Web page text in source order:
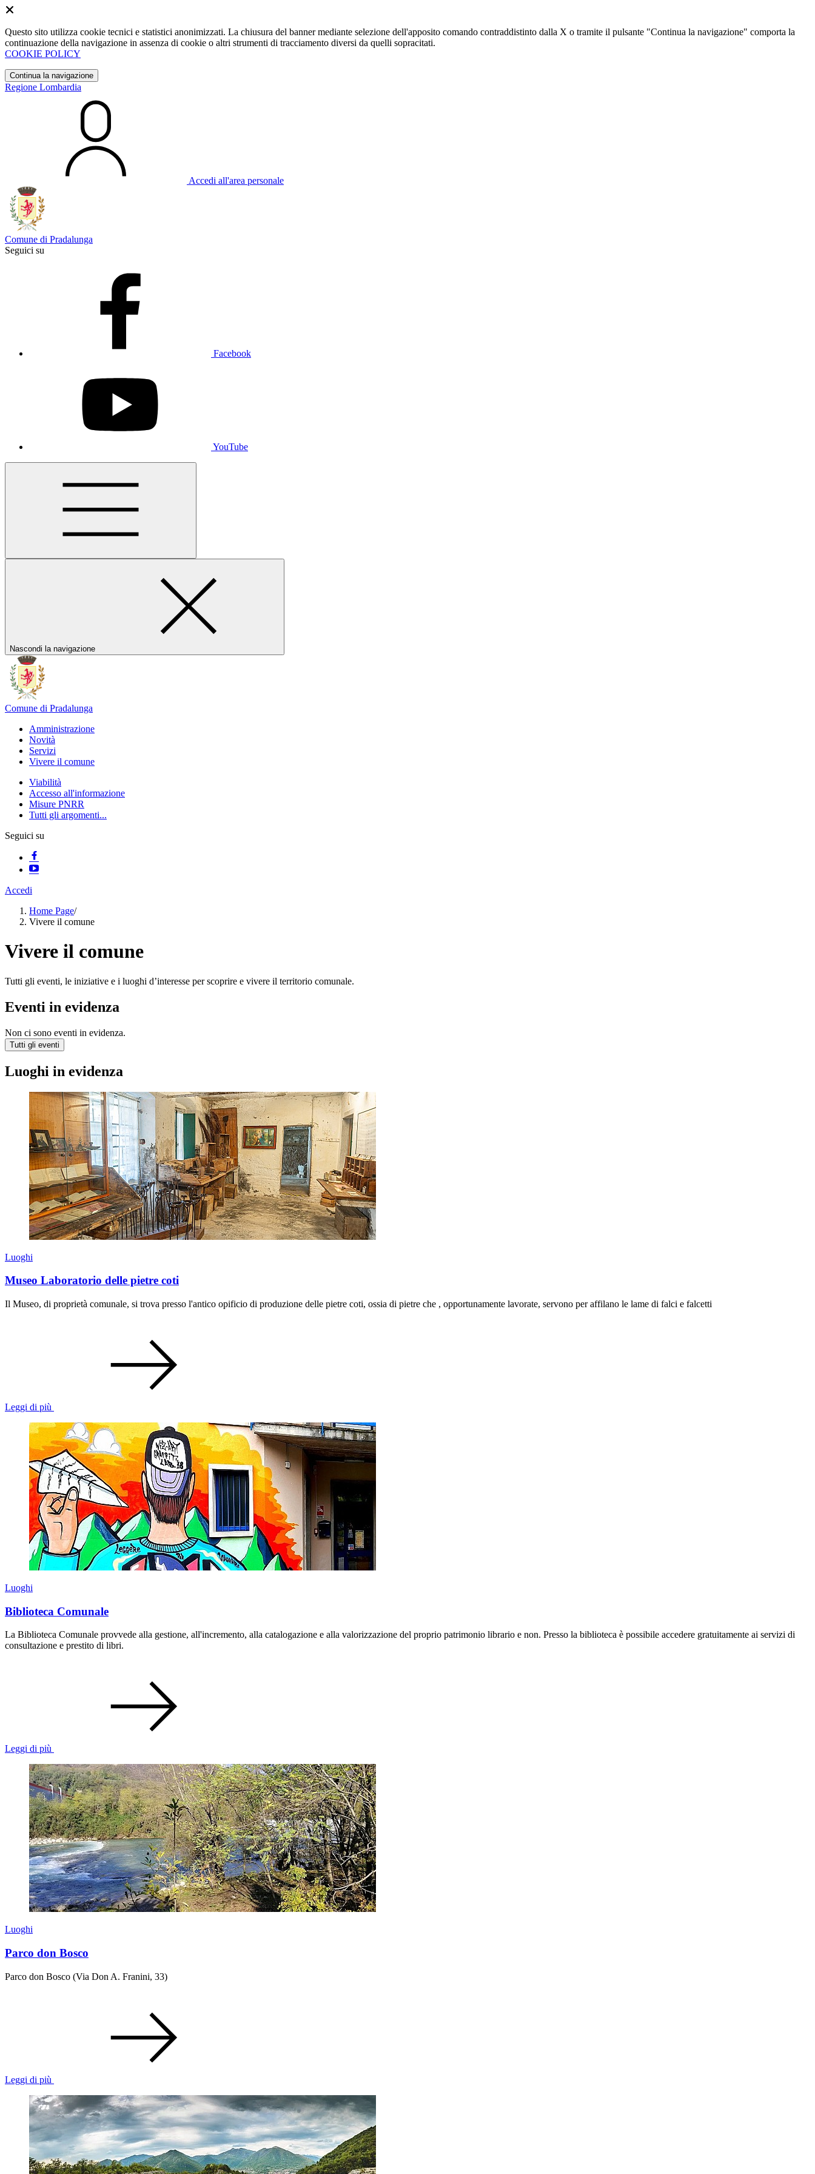
Questo sito utilizza cookie tecnici e statistici anonimizzati. La chiusura del banner mediante selezione dell'apposito comando contraddistinto dalla X o tramite il pulsante "Continua la navigazione" comporta la
continuazione della navigazione in assenza di cookie o altri strumenti di tracciamento diversi da quelli sopracitati.
COOKIE POLICY
Continua la navigazione
Regione Lombardia
Accedi all'area personale
Comune di Pradalunga
Seguici su
Facebook
YouTube
Nascondi la navigazione
Comune di Pradalunga
Amministrazione
Novità
Servizi
Vivere il comune
Viabilità
Accesso all'informazione
Misure PNRR
Tutti gli argomenti...
Seguici su
Accedi
Home Page/
Vivere il comune
Vivere il comune
Tutti gli eventi, le iniziative e i luoghi d’interesse per scoprire e vivere il territorio comunale.
Eventi in evidenza
Non ci sono eventi in evidenza.
Tutti gli eventi
Luoghi in evidenza
Luoghi
Museo Laboratorio delle pietre coti
Il Museo, di proprietà comunale, si trova presso l'antico opificio di produzione delle pietre coti, ossia di pietre che , opportunamente lavorate, servono per affilano le lame di falci e falcetti
Leggi di più
Luoghi
Biblioteca Comunale
La Biblioteca Comunale provvede alla gestione, all'incremento, alla catalogazione e alla valorizzazione del proprio patrimonio librario e non. Presso la biblioteca è possibile accedere gratuitamente ai servizi di
consultazione e prestito di libri.
Leggi di più
Luoghi
Parco don Bosco
Parco don Bosco (Via Don A. Franini, 33)
Leggi di più